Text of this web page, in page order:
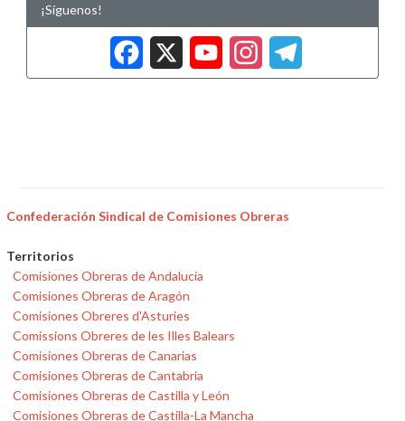
¡Síguenos!
Facebook
X
Confederación Sindical de Comisiones Obreras
Territorios
Comisiones Obreras de Andalucía
Comisiones Obreras de Aragón
Comisiones Obreres d'Asturies
Comissions Obreres de les Illes Balears
Comisiones Obreras de Canarias
Comisiones Obreras de Cantabria
Comisiones Obreras de Castilla y León
Comisiones Obreras de Castilla-La Mancha